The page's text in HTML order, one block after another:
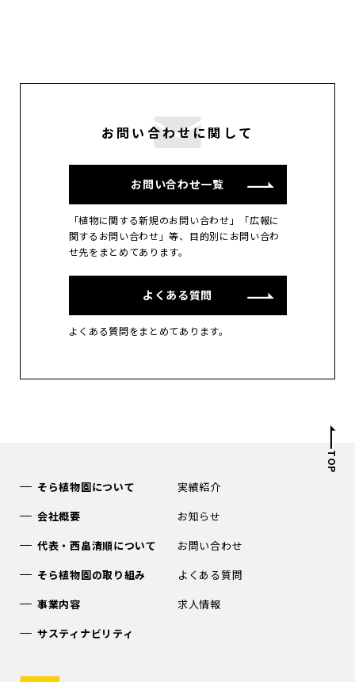
お問い合わせに関して
お問い合わせ一覧
「植物に関する新規のお問い合わせ」「広報に
関するお問い合わせ」等、目的別にお問い合わ
せ先をまとめてあります。
よくある質問
よくある質問をまとめてあります。
TOP
そら植物園について
会社概要
代表・西畠清順について
そら植物園の取り組み
事業内容
サスティナビリティ
実績紹介
お知らせ
お問い合わせ
よくある質問
求人情報